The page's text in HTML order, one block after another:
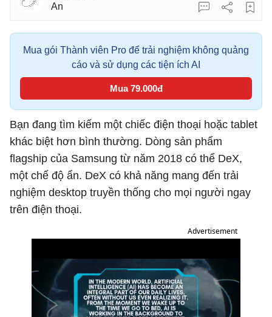
An
Mua gói Thành viên Pro để trải nghiệm không quảng
cáo và sử dụng các tiện ích AI
Mua 79.000đ
Bạn đang tìm kiếm một chiếc điện thoại hoặc tablet
khác biệt hơn bình thường. Dòng sản phẩm
flagship của Samsung từ năm 2018 có thể DeX,
một chế độ ẩn. DeX có khả năng mang đến trải
nghiệm desktop truyền thống cho mọi người ngay
trên điện thoại.
Advertisement